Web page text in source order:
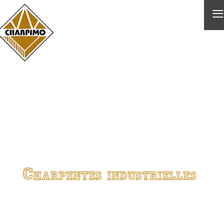
≡
Charpentes industrielles